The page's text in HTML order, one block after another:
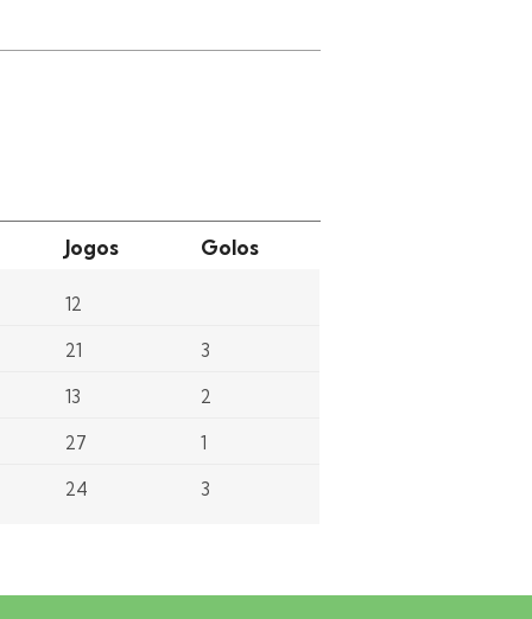
Jogos Golos
12
21 3
13 2
27 1
24 3